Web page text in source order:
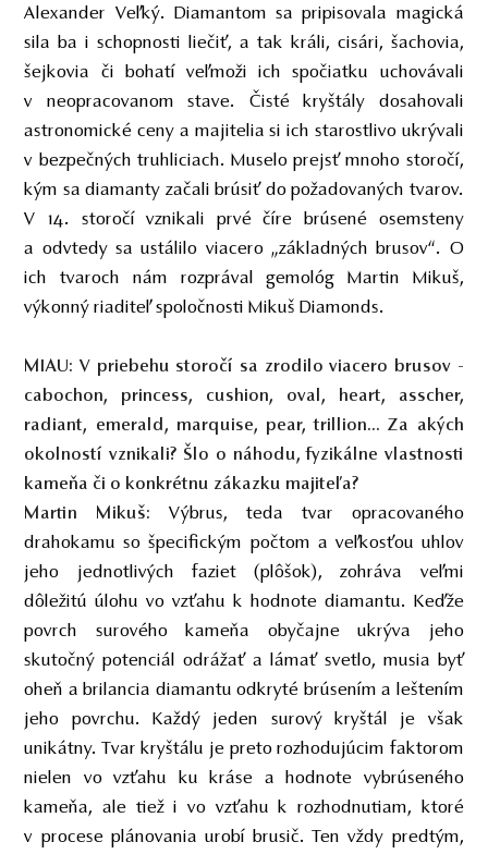
Alexander Veľký. Diamantom sa pripisovala magická
sila ba i schopnosti liečiť, a tak králi, cisári, šachovia,
šejkovia či bohatí veľmoži ich spočiatku uchovávali
v neopracovanom stave. Čisté kryštály dosahovali
astronomické ceny a majitelia si ich starostlivo ukrývali
v bezpečných truhliciach. Muselo prejsť mnoho storočí,
kým sa diamanty začali brúsiť do požadovaných tvarov.
V 14. storočí vznikali prvé číre brúsené osemsteny
a odvtedy sa ustálilo viacero „základných brusov“. O
ich tvaroch nám rozprával gemológ Martin Mikuš,
výkonný riaditeľ spoločnosti Mikuš Diamonds.
MIAU:V priebehu storočí sa zrodilo viacero brusov -
cabochon, princess, cushion, oval, heart, asscher,
radiant, emerald, marquise, pear, trillion... Za akých
okolností vznikali? Šlo o náhodu, fyzikálne vlastnosti
kameňa či o konkrétnu zákazku majiteľa?
Martin Mikuš:
Výbrus, teda tvar opracovaného
drahokamu so špecifickým počtom a veľkosťou uhlov
jeho jednotlivých faziet (plôšok), zohráva veľmi
dôležitú úlohu vo vzťahu k hodnote diamantu. Keďže
povrch surového kameňa obyčajne ukrýva jeho
skutočný potenciál odrážať a lámať svetlo, musia byť
oheň a brilancia diamantu odkryté brúsením a leštením
jeho povrchu. Každý jeden surový kryštál je však
unikátny. Tvar kryštálu je preto rozhodujúcim faktorom
nielen vo vzťahu ku kráse a hodnote vybrúseného
kameňa, ale tiež i vo vzťahu k rozhodnutiam, ktoré
v procese plánovania urobí brusič. Ten vždy predtým,